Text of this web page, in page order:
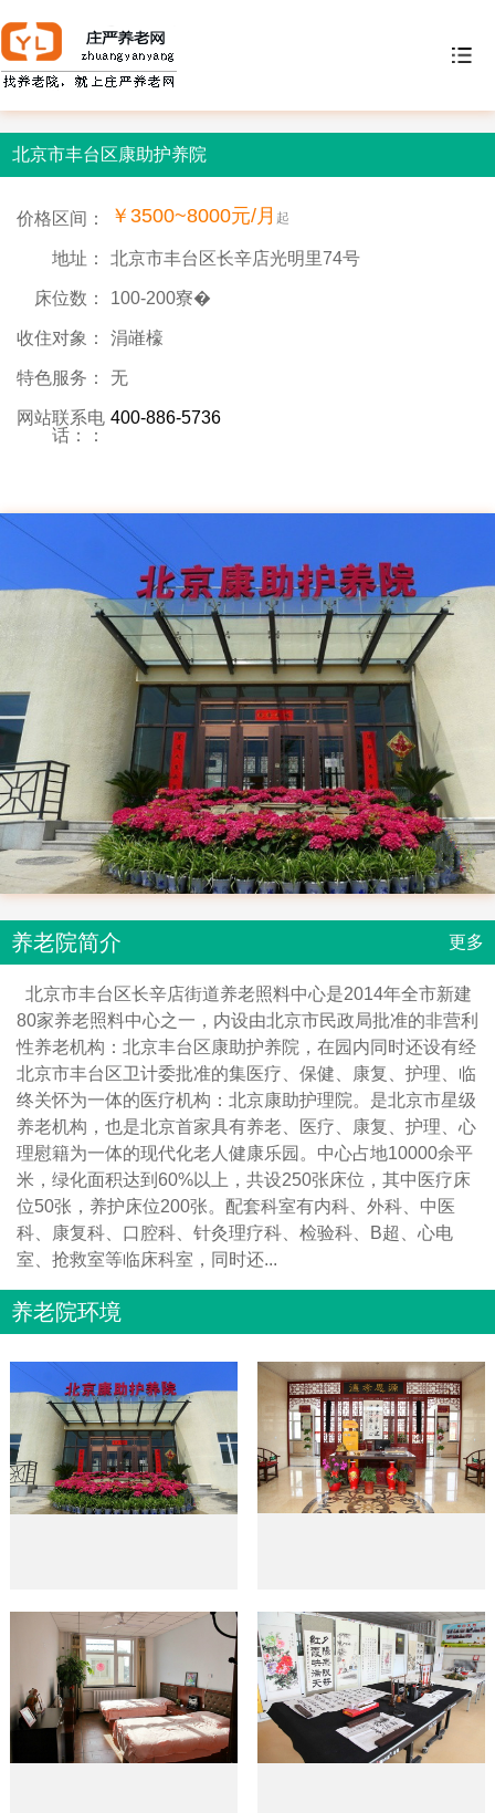
北京市丰台区康助护养院
价格区间： ￥3500~8000元/月 起
地址： 北京市丰台区长辛店光明里74号
床位数： 100-200寮�
收住对象： 涓嶉檺
特色服务： 无
网站联系电
话：：
400-886-5736
养老院简介 更多
北京市丰台区长辛店街道养老照料中心是2014年全市新建
80家养老照料中心之一，内设由北京市民政局批准的非营利
性养老机构：北京丰台区康助护养院，在园内同时还设有经
北京市丰台区卫计委批准的集医疗、保健、康复、护理、临
终关怀为一体的医疗机构：北京康助护理院。是北京市星级
养老机构，也是北京首家具有养老、医疗、康复、护理、心
理慰籍为一体的现代化老人健康乐园。中心占地10000余平
米，绿化面积达到60%以上，共设250张床位，其中医疗床
位50张，养护床位200张。配套科室有内科、外科、中医
科、康复科、口腔科、针灸理疗科、检验科、B超、心电
室、抢救室等临床科室，同时还...
养老院环境